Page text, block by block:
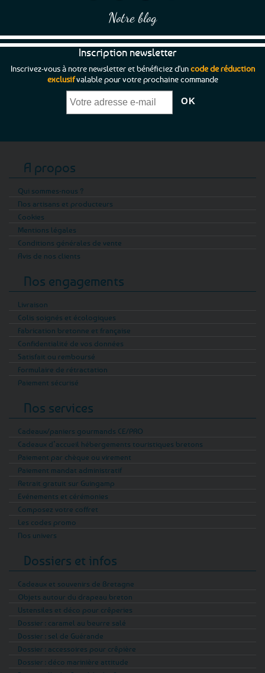
Notre blog
Inscription newsletter
Inscrivez-vous à notre newsletter et bénéficiez d'uncode de réduction
exclusifvalable pour votre prochaine commande
A propos
Qui sommes-nous ?
Nos artisans et producteurs
Cookies
Mentions légales
Conditions générales de vente
Avis de nos clients
Nos engagements
Livraison
Colis soignés et écologiques
Fabrication bretonne et française
Confidentialité de vos données
Satisfait ou remboursé
Formulaire de rétractation
Paiement sécurisé
Nos services
Cadeaux/paniers gourmands CE/PRO
Cadeaux d’accueil hébergements touristiques bretons
Paiement par chèque ou virement
Paiement mandat administratif
Retrait gratuit sur Guingamp
Evénements et cérémonies
Composez votre coffret
Les codes promo
Nos univers
Dossiers et infos
Cadeaux et souvenirs de Bretagne
Objets autour du drapeau breton
Ustensiles et déco pour crêperies
Dossier : caramel au beurre salé
Dossier : sel de Guérande
Dossier : accessoires pour crêpière
Dossier : déco marinière attitude